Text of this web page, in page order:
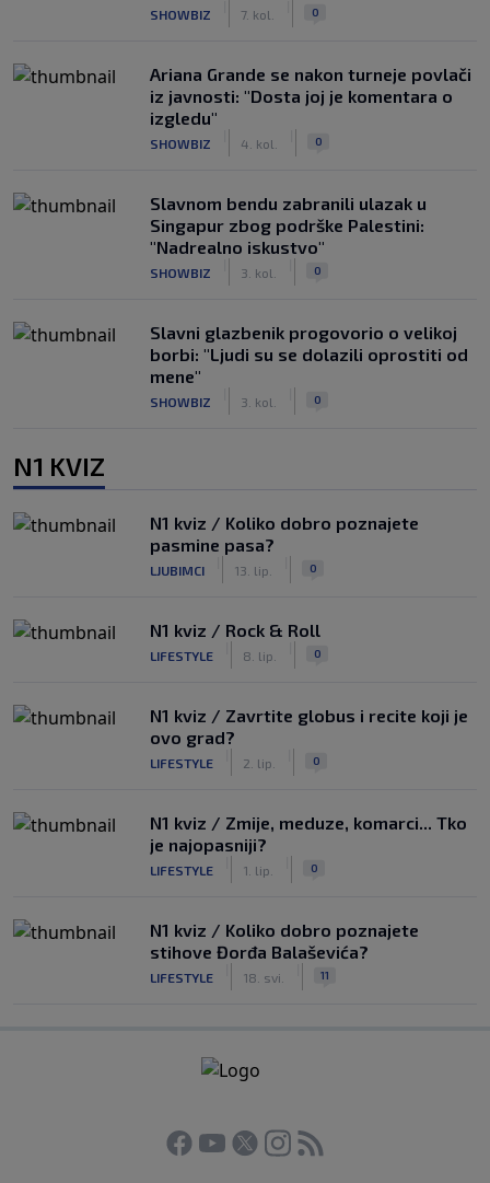
SHOWBIZ 7. kol. 0
Ariana Grande se nakon turneje povlači
iz javnosti: "Dosta joj je komentara o
izgledu"
SHOWBIZ 4. kol. 0
Slavnom bendu zabranili ulazak u
Singapur zbog podrške Palestini:
"Nadrealno iskustvo"
SHOWBIZ 3. kol. 0
Slavni glazbenik progovorio o velikoj
borbi: "Ljudi su se dolazili oprostiti od
mene"
SHOWBIZ 3. kol. 0
N1 KVIZ
N1 kviz / Koliko dobro poznajete
pasmine pasa?
LJUBIMCI 13. lip. 0
N1 kviz / Rock & Roll
LIFESTYLE 8. lip. 0
N1 kviz / Zavrtite globus i recite koji je
ovo grad?
LIFESTYLE 2. lip. 0
N1 kviz / Zmije, meduze, komarci... Tko
je najopasniji?
LIFESTYLE 1. lip. 0
N1 kviz / Koliko dobro poznajete
stihove Đorđa Balaševića?
LIFESTYLE 18. svi. 11